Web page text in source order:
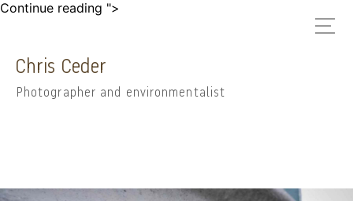
Continue reading Så
träd
–
">
Chris Ceder
Photographer and environmentalist